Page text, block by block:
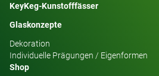
KeyKeg-Kunstofffässer
Glaskonzepte
Dekoration
Individuelle Prägungen / Eigenformen
Shop